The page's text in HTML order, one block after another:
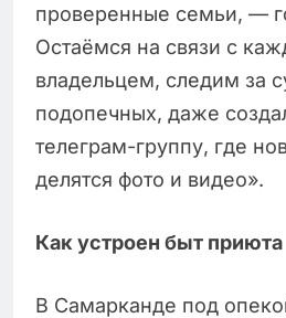
проверенные семьи, —
Остаёмся на связи с
владельцем, следим за
подопечных, даже
телеграм-группу, где
делятся фото и видео».
Как устроен быт приюта
В Самарканде под